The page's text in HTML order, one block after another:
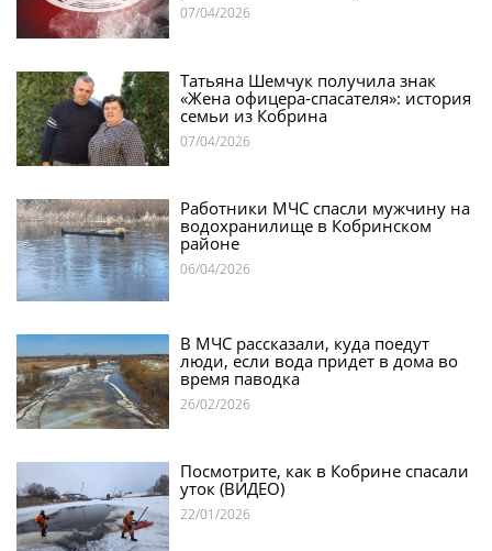
07/04/2026
07/04/2026
Татьяна Шемчук получила знак
«Жена офицера‑спасателя»: история
семьи из Кобрина
06/04/2026
Работники МЧС спасли мужчину на
водохранилище в Кобринском
районе
26/02/2026
В МЧС рассказали, куда поедут
люди, если вода придет в дома во
время паводка
22/01/2026
Посмотрите, как в Кобрине спасали
уток (ВИДЕО)